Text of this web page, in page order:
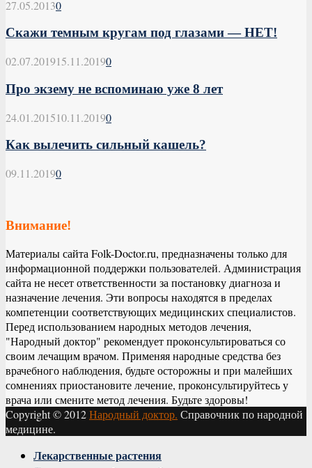
27.05.20130
Скажи темным кругам под глазами — НЕТ!
02.07.201915.11.20190
Про экзему не вспоминаю уже 8 лет
24.01.201510.11.20190
Как вылечить сильный кашель?
09.11.20190
Внимание!
Материалы сайта Folk-Doctor.ru, предназначены только для
информационной поддержки пользователей. Администрация
сайта не несет ответственности за постановку диагноза и
назначение лечения. Эти вопросы находятся в пределах
компетенции соответствующих медицинских специалистов.
Перед использованием народных методов лечения,
"Народный доктор" рекомендует проконсультироваться со
своим лечащим врачом. Применяя народные средства без
врачебного наблюдения, будьте осторожны и при малейших
сомнениях приостановите лечение, проконсультируйтесь у
врача или смените метод лечения. Будьте здоровы!
Copyright © 2012Народный доктор. Справочник по народной
медицине.
Facebook
Twitter
Instagram
YoutubeЛекарственные растения